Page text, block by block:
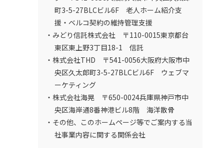
町3-5-27BLCビル6F 老人ホーム紹介支
援・ベルコ契約の維持管理支援
・みどり信託株式会社 〒110-0015東京都台
東区東上野3丁目18-1 信託
・株式会社THD 〒541-0056大阪府大阪市中
央区久太郎町3-5-27BLCビル6F ウェブマ
ーケティング
・株式会社海晃 〒650-0024兵庫県神戸市中
央区海岸通8番神港ビル8階 海洋散骨
・その他、このホームページ等でご案内する当
社事業内容に関する関係会社